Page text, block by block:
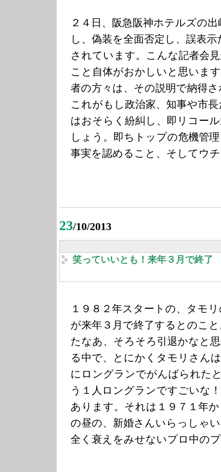
２４日、阪急阪神ホテルズの
し、偽装を全面否定し、誤表
されています。こんな記者会
こと自体がおかしいと思いま
者の方々は、その説明で納得
これがもし政治家、知事や市
はおそらく紛糾し、即リコー
しょう。即ちトップの危機管
事実を認めること、そしてウ
23/10/2013
笑っていいとも！来年３月で終了
１９８２年スタートの、タモ
が来年３月で終了するとのこ
たなあ、そろそろ引退かなと
る中で、とにかくタモリさん
にロングランでがんばられた
う１人ロングランですごいな
あります。それは１９７１年
の昼の、新婚さんいらっしゃ
全く衰えをみせないプロ中の